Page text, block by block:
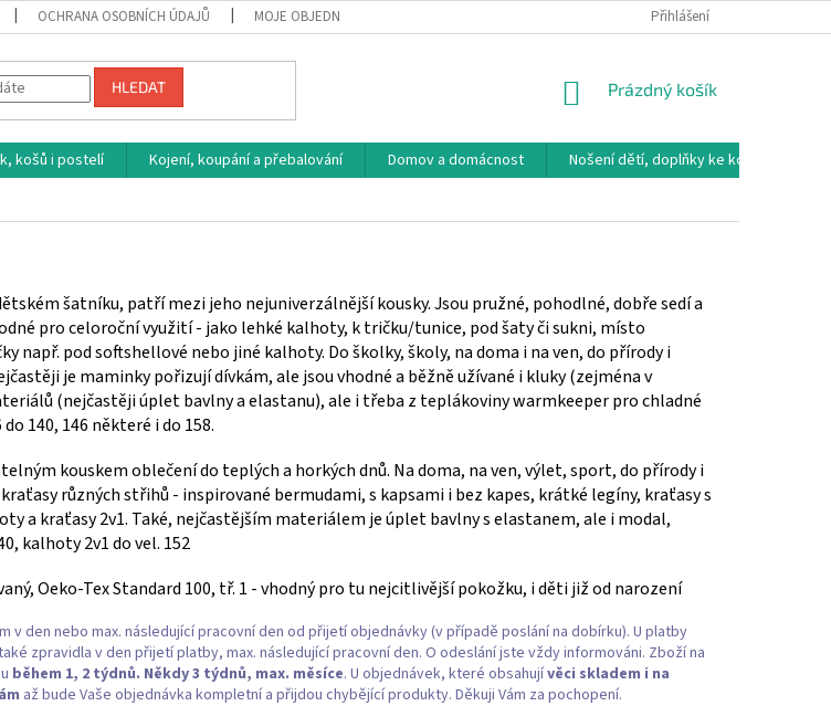
OCHRANA OSOBNÍCH ÚDAJŮ MOJE OBJEDNÁVKA DOPRAVA, PLATBY A
Přihlášení
HLEDAT
NÁKUPNÍ
Prázdný košík
košů i postelí Kojení, koupání a přebalování Domov a domácnost
Nošení dětí, doplňky ke kočárkům
šatníku, patří mezi jeho nejuniverzálnější kousky. Jsou pružné, pohodlné, dobře sedí a
pro celoroční využití - jako lehké kalhoty, k tričku/tunice, pod šaty či sukni, místo
např. pod softshellové nebo jiné kalhoty. Do školky, školy, na doma i na ven, do přírody i
je maminky pořizují dívkám, ale jsou vhodné a běžně užívané i kluky (zejména v
(nejčastěji úplet bavlny a elastanu), ale i třeba z teplákoviny warmkeeper pro chladné
140, 146 některé i do 158.
kouskem oblečení do teplých a horkých dnů. Na doma, na ven, výlet, sport, do přírody i
různých střihů - inspirované bermudami, s kapsami i bez kapes, krátké legíny, kraťasy s
a kraťasy 2v1. Také, nejčastějším materiálem je úplet bavlny s elastanem, ale i modal,
kalhoty 2v1 do vel. 152
Oeko-Tex Standard 100, tř. 1 - vhodný pro tu nejcitlivější pokožku, i děti již od narození
v den nebo max. následující pracovní den od přijetí objednávky (v případě poslání na dobírku). U platby
zpravidla v den přijetí platby, max. následující pracovní den. O odeslání jste vždy informováni. Zboží na
během 1, 2 týdnů. Někdy 3 týdnů, max. měsíce. U objednávek, které obsahujívěci skladem i na
až bude Vaše objednávka kompletní a přijdou chybějící produkty. Děkuji Vám za pochopení.